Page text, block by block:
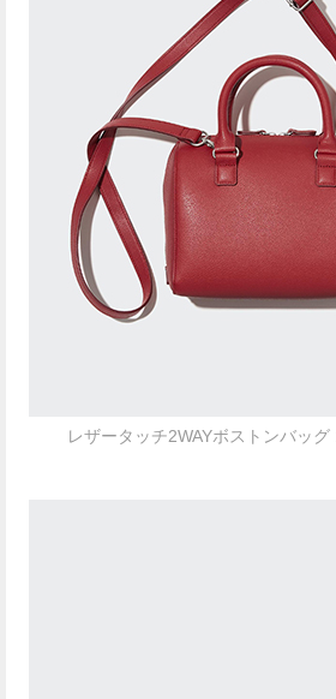
レザータッチ2WAYボストンバッ